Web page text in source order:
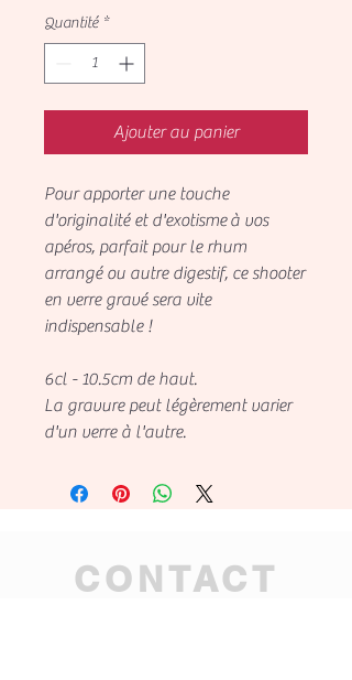
Quantité *
Ajouter au panier
Pour apporter une touche
d'originalité et d'exotisme à vos
apéros, parfait pour le rhum
arrangé ou autre digestif, ce shooter
en verre gravé sera vite
indispensable !
6cl - 10.5cm de haut.
La gravure peut légèrement varier
d'un verre à l'autre.
CONTACT